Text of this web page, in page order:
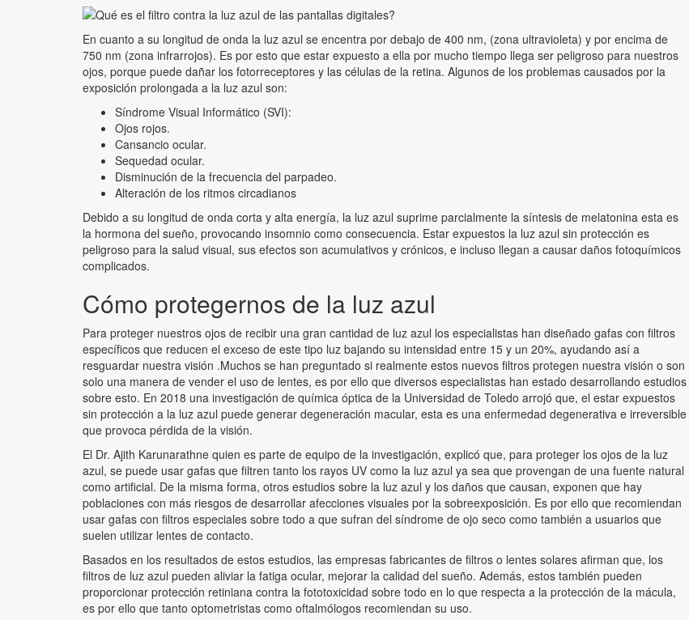
En cuanto a su longitud de onda la luz azul se encentra por debajo de 400 nm, (zona ultravioleta) y por encima de
750 nm (zona infrarrojos). Es por esto que estar expuesto a ella por mucho tiempo llega ser peligroso para nuestros
ojos, porque puede dañar los fotorreceptores y las células de la retina. Algunos de los problemas causados por la
exposición prolongada a la luz azul son:
Síndrome Visual Informático (SVI):
Ojos rojos.
Cansancio ocular.
Sequedad ocular.
Disminución de la frecuencia del parpadeo.
Alteración de los ritmos circadianos
Debido a su longitud de onda corta y alta energía, la luz azul suprime parcialmente la síntesis de melatonina esta es
la hormona del sueño, provocando insomnio como consecuencia. Estar expuestos la luz azul sin protección es
peligroso para la salud visual, sus efectos son acumulativos y crónicos, e incluso llegan a causar daños fotoquímicos
complicados.
Cómo protegernos de la luz azul
Para proteger nuestros ojos de recibir una gran cantidad de luz azul los especialistas han diseñado gafas con filtros
específicos que reducen el exceso de este tipo luz bajando su intensidad entre 15 y un 20%, ayudando así a
resguardar nuestra visión .Muchos se han preguntado si realmente estos nuevos filtros protegen nuestra visión o son
solo una manera de vender el uso de lentes, es por ello que diversos especialistas han estado desarrollando estudios
sobre esto. En 2018 una investigación de química óptica de la Universidad de Toledo arrojó que, el estar expuestos
sin protección a la luz azul puede generar degeneración macular, esta es una enfermedad degenerativa e irreversible
que provoca pérdida de la visión.
El Dr. Ajith Karunarathne quien es parte de equipo de la investigación, explicó que, para proteger los ojos de la luz
azul, se puede usar gafas que filtren tanto los rayos UV como la luz azul ya sea que provengan de una fuente natural
como artificial. De la misma forma, otros estudios sobre la luz azul y los daños que causan, exponen que hay
poblaciones con más riesgos de desarrollar afecciones visuales por la sobreexposición. Es por ello que recomiendan
usar gafas con filtros especiales sobre todo a que sufran del síndrome de ojo seco como también a usuarios que
suelen utilizar lentes de contacto.
Basados en los resultados de estos estudios, las empresas fabricantes de filtros o lentes solares afirman que, los
filtros de luz azul pueden aliviar la fatiga ocular, mejorar la calidad del sueño. Además, estos también pueden
proporcionar protección retiniana contra la fototoxicidad sobre todo en lo que respecta a la protección de la mácula,
es por ello que tanto optometristas como oftalmólogos recomiendan su uso.